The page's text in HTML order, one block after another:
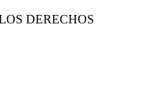
DERECHOS